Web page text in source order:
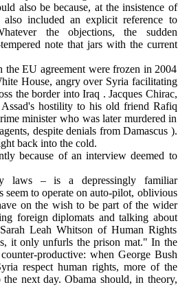
also be because, at the insistence of
included an explicit reference to
the objections, the sudden
note that jars with the current
the EU agreement were frozen in 2004
House, angry over Syria facilitating
the border intoIraq . Jacques Chirac,
Assad's hostility to his old friend Rafiq
minister who was later murdered in
despite denials fromDamascus ).
back into the cold.
because of an interview deemed to
laws – is a depressingly familiar
seem to operate on auto-pilot, oblivious
on the wish to be part of the wider
foreign diplomats and talking about
Leah Whitson of Human Rights
it only unfurls the prison mat." In the
productive: when George Bush
respect human rights, more of the
the next day. Obama should, in theory,